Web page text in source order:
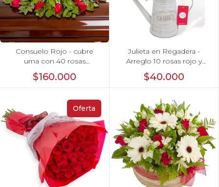
Consuelo Rojo - cubre
urna con 40 rosas
ecuatorianas rojo
$160.000
Julieta en Regadera -
Arreglo 10 rosas rojo y
$40.000
Oferta